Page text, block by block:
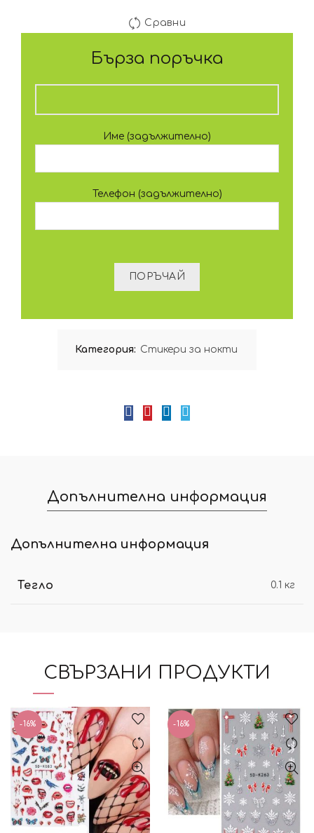
Сравни
Бърза поръчка
Име (задължително)
Телефон (задължително)
Категория: Стикери за нокти
Допълнителна информация
Допълнителна информация
Тегло 0.1 кг
СВЪРЗАНИ ПРОДУКТИ
-16% -16%